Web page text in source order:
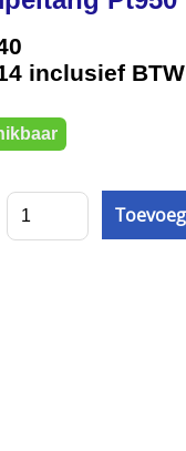
inclusief BTW